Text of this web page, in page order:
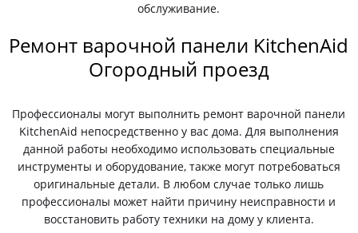
обслуживание.
Ремонт варочной панели KitchenAid
Огородный проезд
Профессионалы могут выполнить ремонт варочной панели
KitchenAid непосредственно у вас дома. Для выполнения
данной работы необходимо использовать специальные
инструменты и оборудование, также могут потребоваться
оригинальные детали. В любом случае только лишь
профессионалы может найти причину неисправности и
восстановить работу техники на дому у клиента.